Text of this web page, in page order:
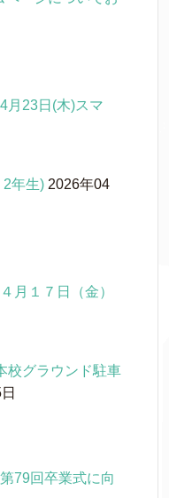
4月23日(木)スマ
2年生) 2026年04
４月１７日（金）
校グラウンド駐車
第79回卒業式に向